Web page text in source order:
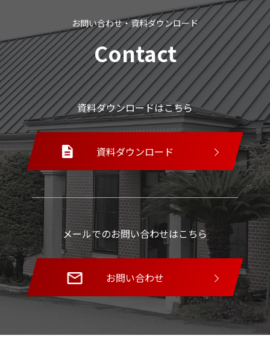
お問い合わせ・資料ダウンロード
Contact
資料ダウンロードはこちら
資料ダウンロード
メールでのお問い合わせはこちら
お問い合わせ